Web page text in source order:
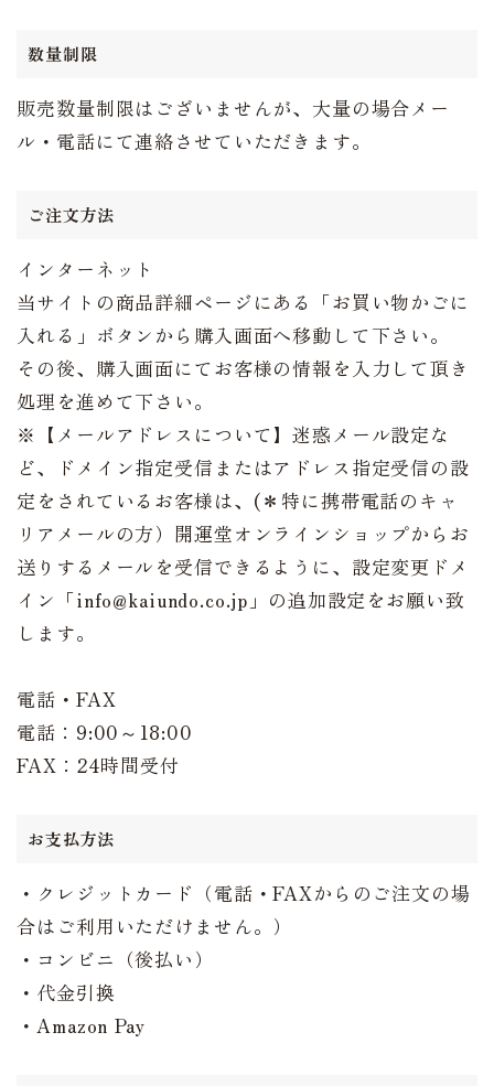
数量制限
販売数量制限はございませんが、大量の場合メー
ル・電話にて連絡させていただきます。
ご注文方法
インターネット
当サイトの商品詳細ページにある「お買い物かごに
入れる」ボタンから購入画面へ移動して下さい。
その後、購入画面にてお客様の情報を入力して頂き
処理を進めて下さい。
※【メールアドレスについて】迷惑メール設定な
ど、ドメイン指定受信またはアドレス指定受信の設
定をされているお客様は、(＊特に携帯電話のキャ
リアメールの方）開運堂オンラインショップからお
送りするメールを受信できるように、設定変更ドメ
イン「info@kaiundo.co.jp」の追加設定をお願い致
します。
電話・FAX
電話：9:00～18:00
FAX：24時間受付
お支払方法
・クレジットカード（電話・FAXからのご注文の場
合はご利用いただけません。）
・コンビニ（後払い）
・代金引換
・Amazon Pay